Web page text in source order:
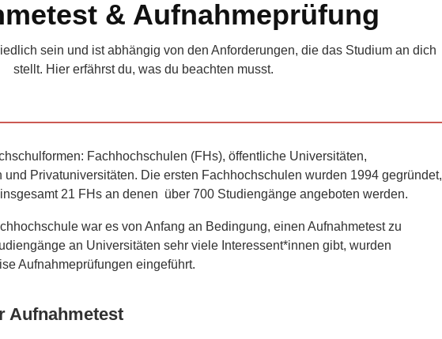
& Aufnahmeprüfung
sein und ist abhängig von den Anforderungen, die das Studium an dich
stellt. Hier erfährst du, was du beachten musst.
Fachhochschulen (FHs), öffentliche Universitäten,
Privatuniversitäten. Die ersten Fachhochschulen wurden 1994 gegründet,
21 FHs an denen über 700 Studiengänge angeboten werden.
war es von Anfang an Bedingung, einen Aufnahmetest zu
an Universitäten sehr viele Interessent*innen gibt, wurden
Aufnahmeprüfungen eingeführt.
Aufnahmetest